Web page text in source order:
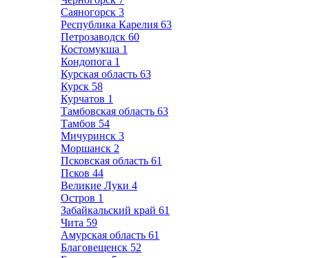
Саяногорск 3
Республика Карелия 63
Петрозаводск 60
Костомукша 1
Кондопога 1
Курская область 63
Курск 58
Курчатов 1
Тамбовская область 63
Тамбов 54
Мичуринск 3
Моршанск 2
Псковская область 61
Псков 44
Великие Луки 4
Остров 1
Забайкальский край 61
Чита 59
Амурская область 61
Благовещенск 52